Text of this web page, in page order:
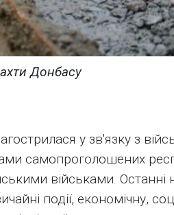
Донбасу
у зв'язку з
самопроголошених
військами. Останні
події, економічну,